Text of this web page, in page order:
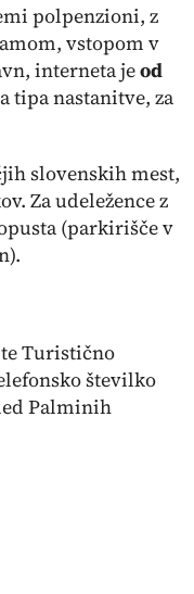
polpenzioni, z
vstopom v
interneta jeod
tipa nastanitve, za
slovenskih mest,
Za udeležence z
(parkirišče v
Turistično
številko
Palminih